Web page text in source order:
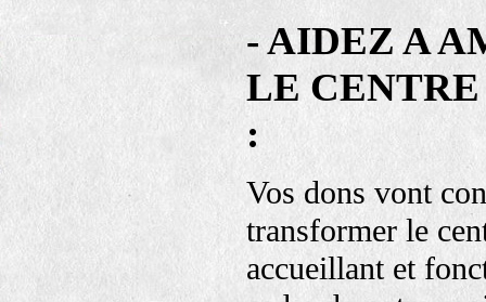
- AIDEZ A
LE
:
Vos dons vont
transformer le
accueillant et